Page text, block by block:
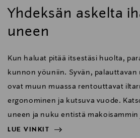
Yhdeksän askelta
uneen
Kun haluat pitää itsestäsi huolta,
kunnon yöuniin. Syvän, palauttavan
ovat muun muassa rentouttavat
ergonominen ja kutsuva vuode.
uneen ja nuku entistä makoisammin
LUE VINKIT